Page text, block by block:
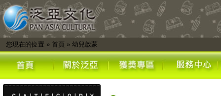
您現在的位置 » 首頁 » 幼兒啟蒙